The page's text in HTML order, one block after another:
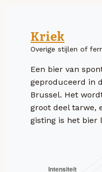
Kriek
Overige stijlen of
Een bier van
geproduceerd in
Brussel. Het
groot deel tarwe,
gisting is het bier